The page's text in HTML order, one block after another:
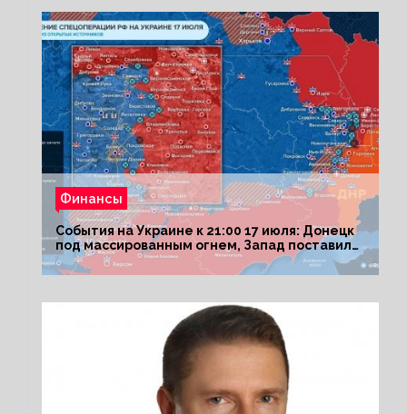
Финансы
События на Украине к 21:00 17 июля: Донецк
под массированным огнем, Запад поставил
Киеву ультиматум